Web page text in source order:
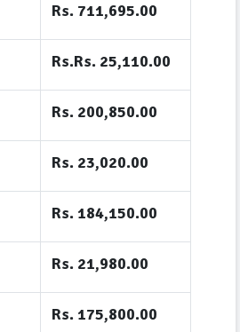
Rs. 711,695.00
Rs.Rs. 25,110.00
Rs. 200,850.00
Rs. 23,020.00
Rs. 184,150.00
Rs. 21,980.00
Rs. 175,800.00